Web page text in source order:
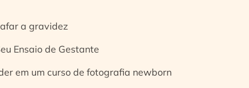
a gravidez
Ensaio de Gestante
em um curso de fotografia newborn